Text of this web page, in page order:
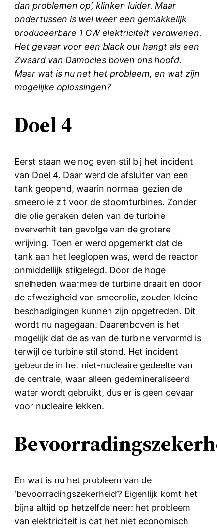
dan problemen op’, klinken luider. Maar
ondertussen is wel weer een gemakkelijk
produceerbare 1 GW elektriciteit verdwenen.
Het gevaar voor een black out hangt als een
Zwaard van Damocles boven ons hoofd.
Maar wat is nu net het probleem, en wat zijn
mogelijke oplossingen?
Doel 4
Eerst staan we nog even stil bij het incident
van Doel 4. Daar werd de afsluiter van een
tank geopend, waarin normaal gezien de
smeerolie zit voor de stoomturbines. Zonder
die olie geraken delen van de turbine
oververhit ten gevolge van de grotere
wrijving. Toen er werd opgemerkt dat de
tank aan het leeglopen was, werd de reactor
onmiddellijk stilgelegd. Door de hoge
snelheden waarmee de turbine draait en door
de afwezigheid van smeerolie, zouden kleine
beschadigingen kunnen zijn opgetreden. Dit
wordt nu nagegaan. Daarenboven is het
mogelijk dat de as van de turbine vervormd is
terwijl de turbine stil stond. Het incident
gebeurde in het niet-nucleaire gedeelte van
de centrale, waar alleen gedemineraliseerd
water wordt gebruikt, dus er is geen gevaar
voor nucleaire lekken.
En wat is nu het probleem van de
‘bevoorradingszekerheid’? Eigenlijk komt het
bijna altijd op hetzelfde neer: het probleem
van elektriciteit is dat het niet economisch